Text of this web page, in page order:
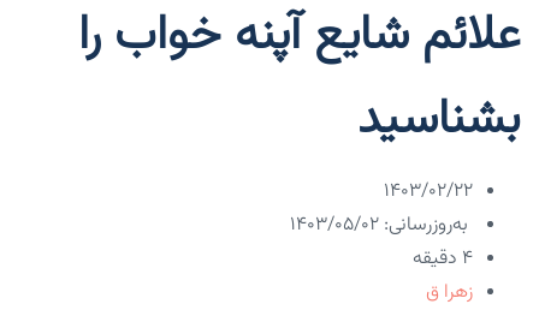
علائم شایع آپنه خواب را
بشناسید
۱۴۰۳/۰۲/۲۲
به‌روزرسانی: ۱۴۰۳/۰۵/۰۲
4 دقیقه
زهرا ق